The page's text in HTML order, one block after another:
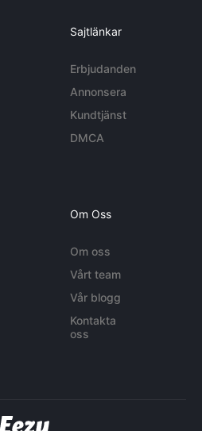
Sajtlänkar
Erbjudanden
Annonsera
Kundtjänst
DMCA
Om Oss
Om oss
Vårt team
Vår blogg
Kontakta
oss